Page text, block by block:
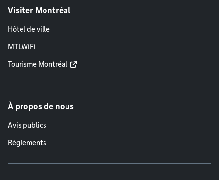
Visiter Montréal
Hôtel de ville
MTLWiFi
Tourisme Montréal
À propos de nous
Avis publics
Règlements